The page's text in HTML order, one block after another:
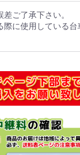
ご了承下さい。
際に使用している台